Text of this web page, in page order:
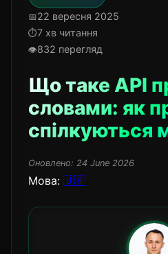
22 вересня 2025
7 хв читання
832 перегляд
Що таке API
словами: як
спілкуються
Оновлено: 24 June 2026
Мова: 🇺🇦